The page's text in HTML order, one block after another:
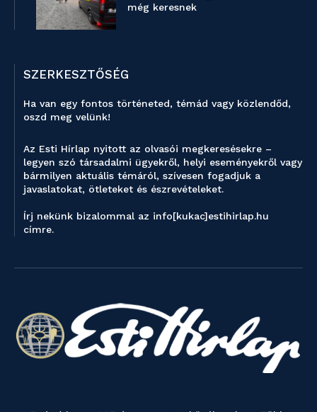
még keresnek
SZERKESZTŐSÉG
Ha van egy fontos történeted, témád vagy közlendőd,
oszd meg velünk!
Az Esti Hírlap nyitott az olvasói megkeresésekre –
legyen szó társadalmi ügyekről, helyi eseményekről vagy
bármilyen aktuális témáról, szívesen fogadjuk a
javaslatokat, ötleteket és észrevételeket.
Írj nekünk bizalommal az info[kukac]estihirlap.hu
címre.